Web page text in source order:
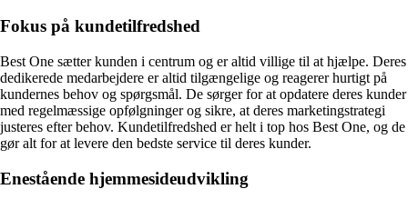
Fokus på kundetilfredshed
Best One sætter kunden i centrum og er altid villige til at hjælpe. Deres
dedikerede medarbejdere er altid tilgængelige og reagerer hurtigt på
kundernes behov og spørgsmål. De sørger for at opdatere deres kunder
med regelmæssige opfølgninger og sikre, at deres marketingstrategi
justeres efter behov. Kundetilfredshed er helt i top hos Best One, og de
gør alt for at levere den bedste service til deres kunder.
Enestående hjemmesideudvikling